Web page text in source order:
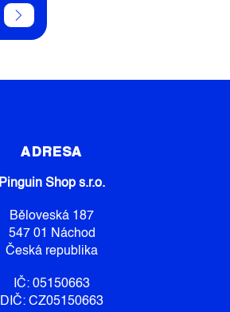
ADRESA
Pinguin Shop s.r.o.
Běloveská 187
547 01 Náchod
Česká republika
IČ: 05150663
DIČ: CZ05150663